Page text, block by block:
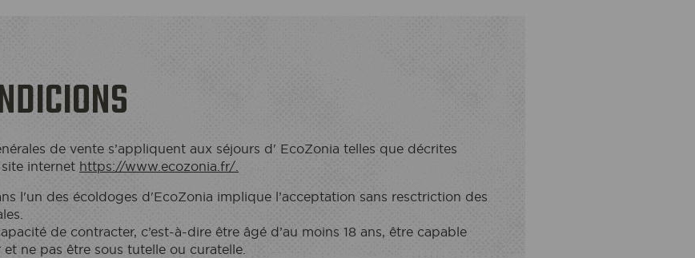
de vente s’appliquent aux séjours d' EcoZonia telles que décrites
internet https://www.ecozonia.fr/.
l'un des écoldoges d'EcoZonia implique l’acceptation sans resctriction des
de contracter, c’est-à-dire être âgé d’au moins 18 ans, être capable
ne pas être sous tutelle ou curatelle.